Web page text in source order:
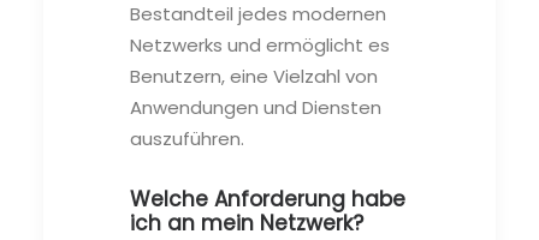
Bestandteil jedes modernen
Netzwerks und ermöglicht es
Benutzern, eine Vielzahl von
Anwendungen und Diensten
auszuführen.
Welche Anforderung habe
ich an mein Netzwerk?